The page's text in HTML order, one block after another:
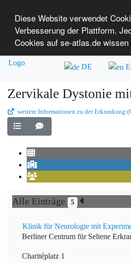
Diese Website verwendet
Verbesserung der Plattform.
Cookies auf se-atlas.de
SE-ATLAS
Versorgungsatlas
Überblick über
DE
Zervikale Dystonie
weitere Informationen zu der Erkrankung
Alle Einträge 5
Klinik für Neurologie mit
Berliner Centrum für Seltene
Charitéplatz 1